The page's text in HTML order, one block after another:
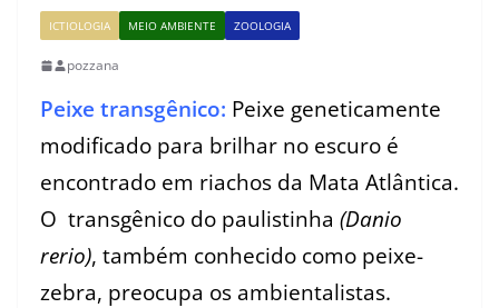
ICTIOLOGIA MEIO AMBIENTE ZOOLOGIA
pozzana
Peixe transgênico: Peixe geneticamente
modificado para brilhar no escuro é
encontrado em riachos da Mata Atlântica.
O transgênico do paulistinha (Danio
rerio), também conhecido como peixe-
zebra, preocupa os ambientalistas.